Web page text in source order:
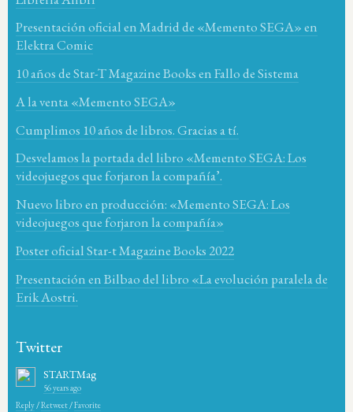
Presentación oficial en Madrid de «Memento SEGA» en
Elektra Comic
10 años de Star-T Magazine Books en Fallo de Sistema
A la venta «Memento SEGA»
Cumplimos 10 años de libros. Gracias a tí.
Desvelamos la portada del libro «Memento SEGA: Los
videojuegos que forjaron la compañía’.
Nuevo libro en producción: «Memento SEGA: Los
videojuegos que forjaron la compañía»
Poster oficial Star-t Magazine Books 2022
Presentación en Bilbao del libro «La evolución paralela de
Erik Aostri.
Twitter
STARTMag
56 years ago
Reply/Retweet/Favorite